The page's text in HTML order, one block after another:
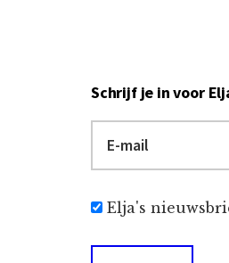
Schrijf je in voor
Elja's